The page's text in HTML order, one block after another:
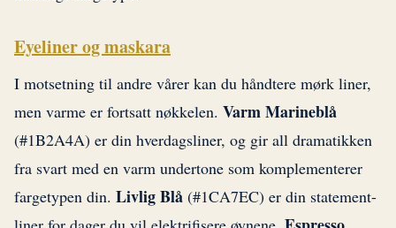
Eyeliner og maskara
I motsetning til andre vårer kan du håndtere mørk liner,
men varme er fortsatt nøkkelen. Varm Marineblå
(#1B2A4A) er din hverdagsliner, og gir all dramatikken
fra svart med en varm undertone som komplementerer
fargetypen din. Livlig Blå (#1CA7EC) er din statement-